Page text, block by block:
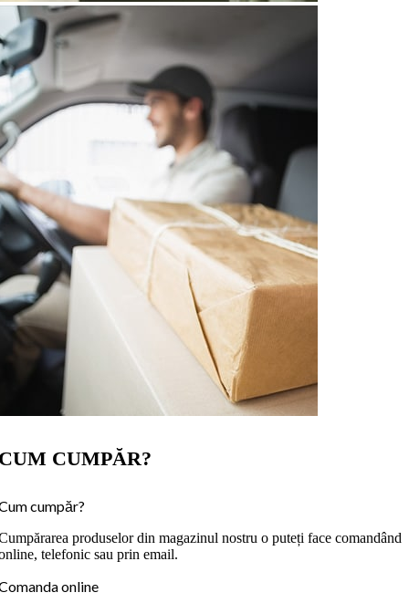
CUMPĂR?
cumpăr?
produselor din magazinul nostru o puteți face comandând
telefonic sau prin email.
online